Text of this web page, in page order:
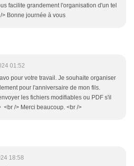
facilite grandement l'organisation d'un tel
> Bonne journée à vous
01:52
pour votre travail. Je souhaite organiser
pour l'anniversaire de mon fils.
les fichiers modifiables ou PDF s'il
<br /> Merci beaucoup. <br />
18:58